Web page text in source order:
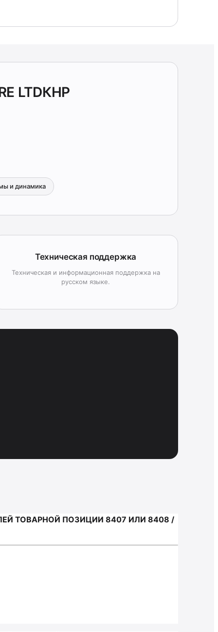
LTDКНР
и динамика
Техническая поддержка
Техническая и информационная поддержка на
русском языке.
ТОВАРНОЙ ПОЗИЦИИ 8407 ИЛИ 8408 /